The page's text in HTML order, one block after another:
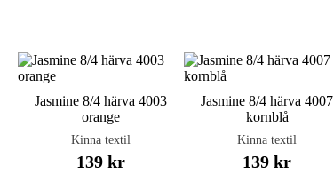
Jasmine 8/4 härva 4003
orange
Kinna textil
139 kr
Jasmine 8/4 härva 4007
kornblå
Kinna textil
139 kr